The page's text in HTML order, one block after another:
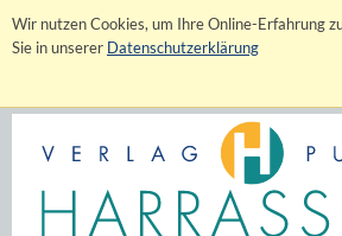
Wir nutzen Cookies, um Ihre Online-Erfahrung
Sie in unserer Datenschutzerklärung